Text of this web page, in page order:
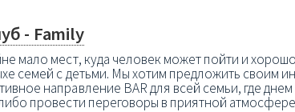
- Family
мало мест, куда человек может пойти и
семей с детьми. Мы хотим предложить своим
направление BAR для всей семьи, где
провести переговоры в приятной